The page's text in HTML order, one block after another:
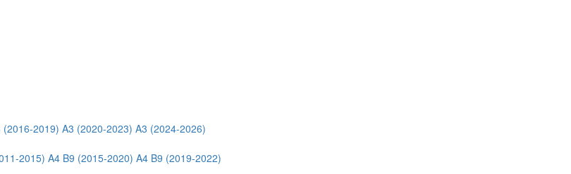
(2016-2019) A3 (2020-2023) A3 (2024-2026)
2015) A4 B9 (2015-2020) A4 B9 (2019-2022)